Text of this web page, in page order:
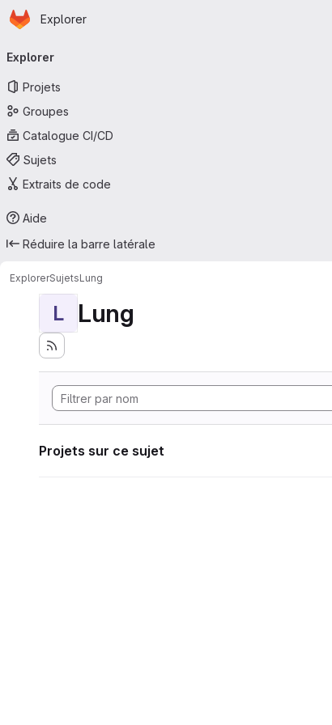
Passer au contenu principal
Page d'accueil
Explorer
principale
Explorer
Projets
Groupes
Catalogue CI/CD
Sujets
Extraits de code
Aide
Réduire la barre latérale
ExplorerSujetsLung
L Lung
Projets sur ce sujet